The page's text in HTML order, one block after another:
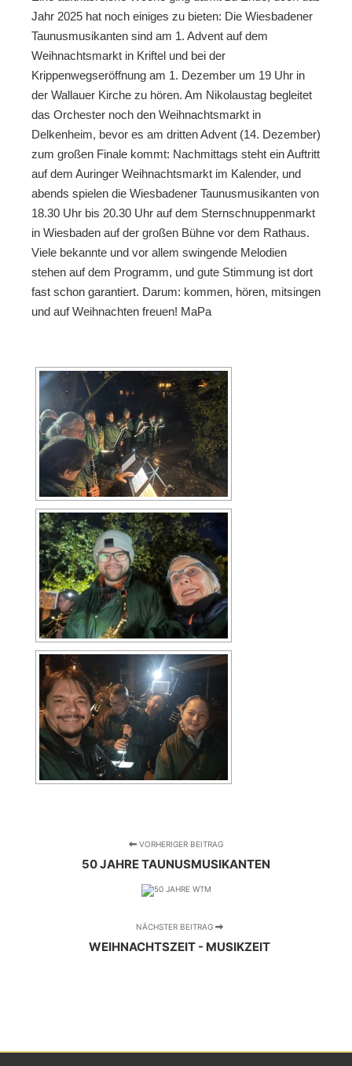
Jahr 2025 hat noch einiges zu bieten: Die Wiesbadener
Taunusmusikanten sind am 1. Advent auf dem
Weihnachtsmarkt in Kriftel und bei der
Krippenwegseröffnung am 1. Dezember um 19 Uhr in
der Wallauer Kirche zu hören. Am Nikolaustag begleitet
das Orchester noch den Weihnachtsmarkt in
Delkenheim, bevor es am dritten Advent (14. Dezember)
zum großen Finale kommt: Nachmittags steht ein Auftritt
auf dem Auringer Weihnachtsmarkt im Kalender, und
abends spielen die Wiesbadener Taunusmusikanten von
18.30 Uhr bis 20.30 Uhr auf dem Sternschnuppenmarkt
in Wiesbaden auf der großen Bühne vor dem Rathaus.
Viele bekannte und vor allem swingende Melodien
stehen auf dem Programm, und gute Stimmung ist dort
fast schon garantiert. Darum: kommen, hören, mitsingen
und auf Weihnachten freuen! MaPa
VORHERIGER BEITRAG
50 JAHRE TAUNUSMUSIKANTEN
NÄCHSTER BEITRAG
WEIHNACHTSZEIT - MUSIKZEIT